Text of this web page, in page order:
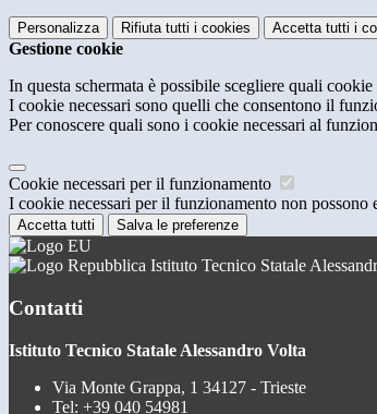
Personalizza Rifiuta tutti i cookies Accetta tutti i
Gestione cookie
In questa schermata è possibile scegliere quali cookie
I cookie necessari sono quelli che consentono il
Per conoscere quali sono i cookie necessari al
Cookie necessari per il funzionamento
I cookie necessari per il funzionamento non
Accetta tutti Salva le preferenze
Istituto Tecnico Statale
Contatti
Istituto Tecnico Statale Alessandro Volta
Via Monte Grappa, 1 34127 - Trieste
Tel: +39 040 54981